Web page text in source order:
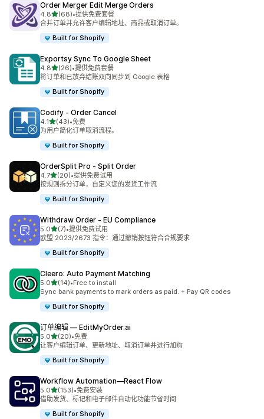
Order Merger Edit Merge Orders
4.8星（满分 5 星）
(68)
总共 68 条评论
•提供免费套餐
合并订单并允许客户编辑地址、商品或取消订单。
Built for Shopify
Exportsy Sync To Google Sheet
4.8星（满分 5 星）
(26)
总共 26 条评论
•提供免费套餐
将订单和已放弃结账双向同步到 Google 表格
Built for Shopify
Codify ‑ Order Cancel
4.1星（满分 5 星）
(43)
总共 43 条评论
•免费
为用户简化订单取消流程。
Built for Shopify
OrderSplit Pro ‑ Split Order
4.7星（满分 5 星）
(20)
总共 20 条评论
•提供免费试用
按规则拆分订单，自定义您的发货工作流
Built for Shopify
Withdraw Order ‑ EU Compliance
5.0星（满分 5 星）
(7)
总共 7 条评论
•提供免费试用
欧盟 2023/2673 指令：通过撤销按钮符合合规要求
Built for Shopify
Cleero: Auto Payment Matching
5.0星（满分 5 星）
(14)
总共 14 条评论
•Free to install
Sync bank payments to mark orders as paid. + Pay QR codes
Built for Shopify
订单编辑 — EditMyOrder.ai
5.0星（满分 5 星）
(20)
总共 20 条评论
•免费
让客户编辑订单、更新地址、取消订单并进行加购
Built for Shopify
Workflow Automation—React Flow
5.0星（满分 5 星）
(153)
总共 153 条评论
•免费安装
借助发货、标记和电子邮件自动化功能节省时间
Built for Shopify